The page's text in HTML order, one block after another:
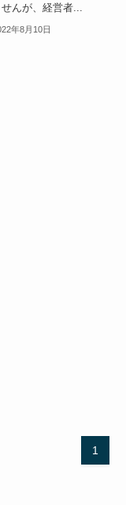
せんが、経営者...
年8月10日
1